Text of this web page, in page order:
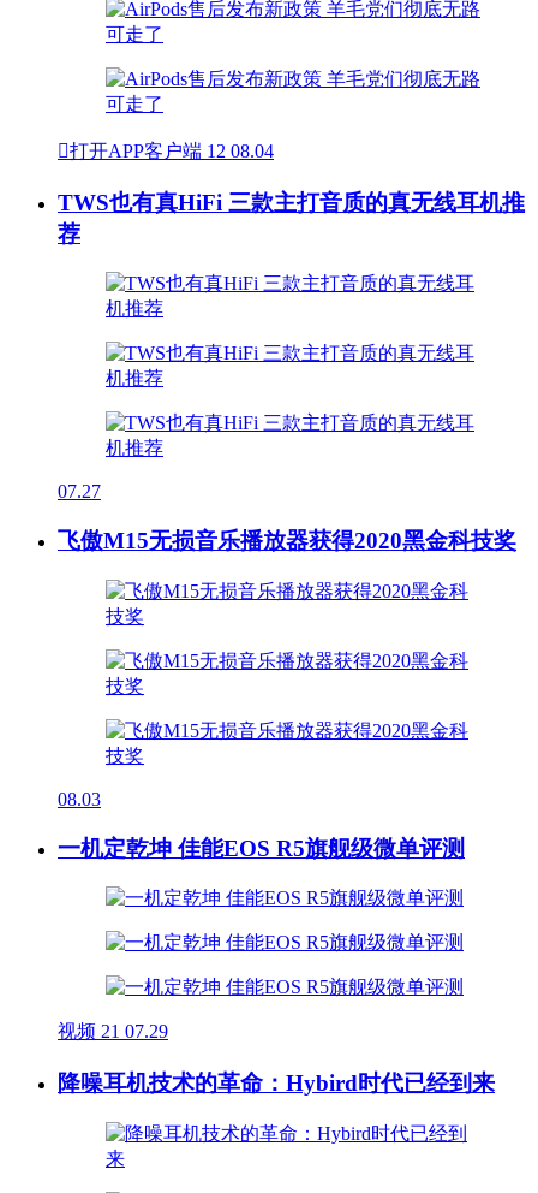
打开APP客户端 12 08.04
TWS也有真HiFi 三款主打音质的真无线耳机推
荐
07.27
飞傲M15无损音乐播放器获得2020黑金科技奖
08.03
一机定乾坤 佳能EOS R5旗舰级微单评测
视频 21 07.29
降噪耳机技术的革命：Hybird时代已经到来